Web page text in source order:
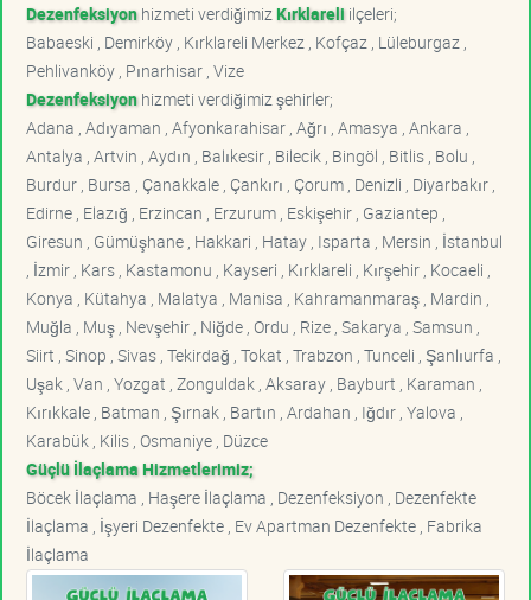
Dezenfeksiyonhizmeti verdiğimiz Kırklareli ilçeleri;
Babaeski , Demirköy , Kırklareli Merkez , Kofçaz , Lüleburgaz ,
Pehlivanköy , Pınarhisar , Vize
Dezenfeksiyonhizmeti verdiğimiz şehirler;
Adana , Adıyaman , Afyonkarahisar , Ağrı , Amasya , Ankara ,
Antalya , Artvin , Aydın , Balıkesir , Bilecik , Bingöl , Bitlis , Bolu ,
Burdur , Bursa , Çanakkale , Çankırı , Çorum , Denizli , Diyarbakır ,
Edirne , Elazığ , Erzincan , Erzurum , Eskişehir , Gaziantep ,
Giresun , Gümüşhane , Hakkari , Hatay , Isparta , Mersin , İstanbul
, İzmir , Kars , Kastamonu , Kayseri , Kırklareli , Kırşehir , Kocaeli ,
Konya , Kütahya , Malatya , Manisa , Kahramanmaraş , Mardin ,
Muğla , Muş , Nevşehir , Niğde , Ordu , Rize , Sakarya , Samsun ,
Siirt , Sinop , Sivas , Tekirdağ , Tokat , Trabzon , Tunceli , Şanlıurfa ,
Uşak , Van , Yozgat , Zonguldak , Aksaray , Bayburt , Karaman ,
Kırıkkale , Batman , Şırnak , Bartın , Ardahan , Iğdır , Yalova ,
Karabük , Kilis , Osmaniye , Düzce
Güçlü İlaçlama Hizmetlerimiz;
Böcek İlaçlama , Haşere İlaçlama , Dezenfeksiyon , Dezenfekte
İlaçlama , İşyeri Dezenfekte , Ev Apartman Dezenfekte , Fabrika
İlaçlama